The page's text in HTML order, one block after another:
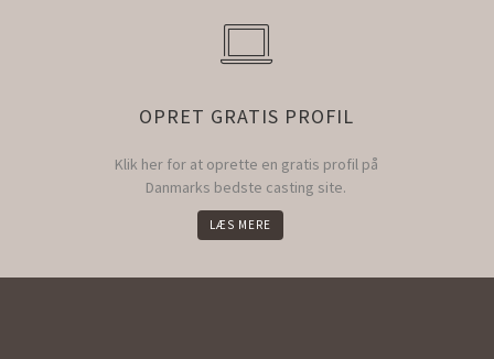
OPRET GRATIS PROFIL
Klik her for at oprette en gratis profil på
Danmarks bedste casting site.
LÆS MERE